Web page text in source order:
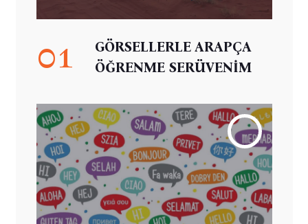
01
GÖRSELLERLE ARAPÇA
ÖĞRENME SERÜVENİM